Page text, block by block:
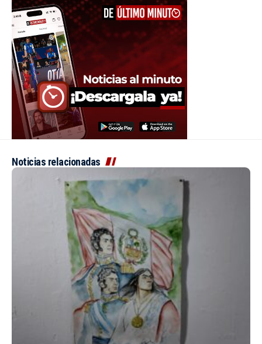
Noticias relacionadas